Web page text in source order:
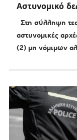
Αστυνομικό
Στη σύλληψη
αστυνομικές
(2) μη νόμιμων